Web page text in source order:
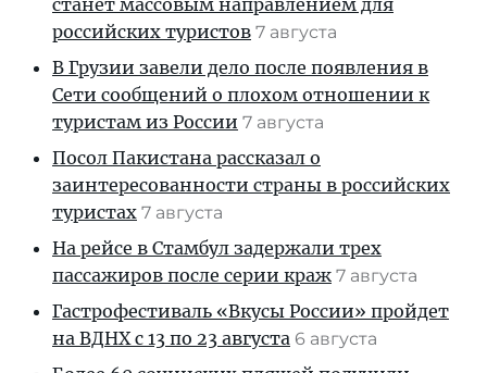
станет массовым направлением для
российских туристов 7 августа
В Грузии завели дело после появления в
Сети сообщений о плохом отношении к
туристам из России 7 августа
Посол Пакистана рассказал о
заинтересованности страны в российских
туристах 7 августа
На рейсе в Стамбул задержали трех
пассажиров после серии краж 7 августа
Гастрофестиваль «Вкусы России» пройдет
на ВДНХ с 13 по 23 августа 6 августа